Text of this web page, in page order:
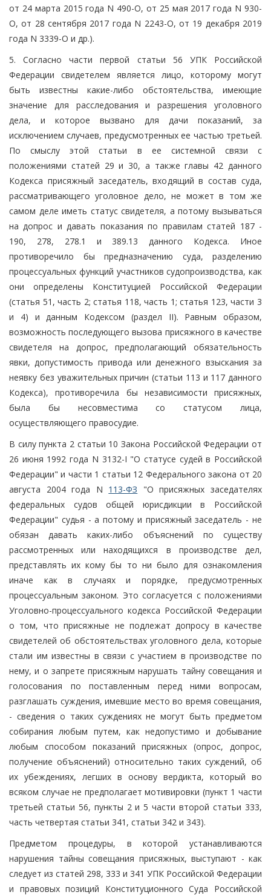
от 24 марта 2015 года N 490-О, от 25 мая 2017 года N 930-
О, от 28 сентября 2017 года N 2243-О, от 19 декабря 2019
года N 3339-О и др.).
5. Согласно части первой статьи 56 УПК Российской
Федерации свидетелем является лицо, которому могут
быть известны какие-либо обстоятельства, имеющие
значение для расследования и разрешения уголовного
дела, и которое вызвано для дачи показаний, за
исключением случаев, предусмотренных ее частью третьей.
По смыслу этой статьи в ее системной связи с
положениями статей 29 и 30, а также главы 42 данного
Кодекса присяжный заседатель, входящий в состав суда,
рассматривающего уголовное дело, не может в том же
самом деле иметь статус свидетеля, а потому вызываться
на допрос и давать показания по правилам статей 187 -
190, 278, 278.1 и 389.13 данного Кодекса. Иное
противоречило бы предназначению суда, разделению
процессуальных функций участников судопроизводства, как
они определены Конституцией Российской Федерации
(статья 51, часть 2; статья 118, часть 1; статья 123, части 3
и 4) и данным Кодексом (раздел II). Равным образом,
возможность последующего вызова присяжного в качестве
свидетеля на допрос, предполагающий обязательность
явки, допустимость привода или денежного взыскания за
неявку без уважительных причин (статьи 113 и 117 данного
Кодекса), противоречила бы независимости присяжных,
была бы несовместима со статусом лица,
осуществляющего правосудие.
В силу пункта 2 статьи 10 Закона Российской Федерации от
26 июня 1992 года N 3132-I "О статусе судей в Российской
Федерации" и части 1 статьи 12 Федерального закона от 20
августа 2004 года N 113-ФЗ "О присяжных заседателях
федеральных судов общей юрисдикции в Российской
Федерации" судья - а потому и присяжный заседатель - не
обязан давать каких-либо объяснений по существу
рассмотренных или находящихся в производстве дел,
представлять их кому бы то ни было для ознакомления
иначе как в случаях и порядке, предусмотренных
процессуальным законом. Это согласуется с положениями
Уголовно-процессуального кодекса Российской Федерации
о том, что присяжные не подлежат допросу в качестве
свидетелей об обстоятельствах уголовного дела, которые
стали им известны в связи с участием в производстве по
нему, и о запрете присяжным нарушать тайну совещания и
голосования по поставленным перед ними вопросам,
разглашать суждения, имевшие место во время совещания,
- сведения о таких суждениях не могут быть предметом
собирания любым путем, как недопустимо и добывание
любым способом показаний присяжных (опрос, допрос,
получение объяснений) относительно таких суждений, об
их убеждениях, легших в основу вердикта, который во
всяком случае не предполагает мотивировки (пункт 1 части
третьей статьи 56, пункты 2 и 5 части второй статьи 333,
часть четвертая статьи 341, статьи 342 и 343).
Предметом процедуры, в которой устанавливаются
нарушения тайны совещания присяжных, выступают - как
следует из статей 298, 333 и 341 УПК Российской Федерации
и правовых позиций Конституционного Суда Российской